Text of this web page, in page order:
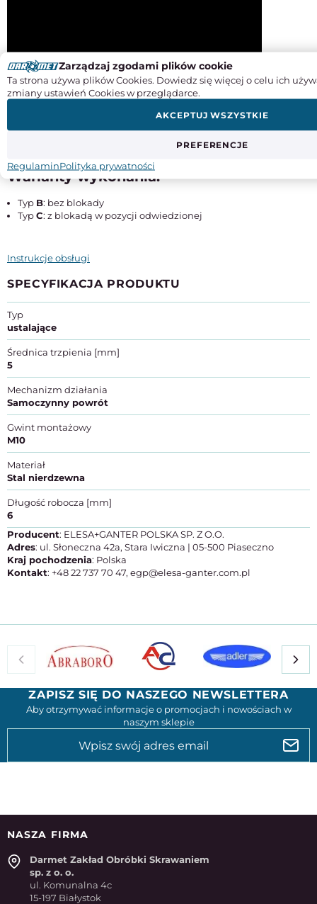
Warianty wykonania:
Typ B: bez blokady
TypC: z blokadą w pozycji odwiedzionej
Instrukcje obsługi
SPECYFIKACJA PRODUKTU
Typ
ustalające
Średnica trzpienia [mm]
5
Mechanizm działania
Samoczynny powrót
Gwint montażowy
M10
Materiał
Stal nierdzewna
Długość robocza [mm]
6
Producent: ELESA+GANTER POLSKA SP. Z O.O.
Adres: ul. Słoneczna 42a, Stara Iwiczna | 05-500 Piaseczno
Kraj pochodzenia: Polska
Kontakt: +48 22 737 70 47, egp@elesa-ganter.com.pl
ZAPISZ SIĘ DO NASZEGO NEWSLETTERA
Aby otrzymywać informacje o promocjach i nowościach w
naszym sklepie
NASZA FIRMA
Darmet Zakład Obróbki Skrawaniem
sp. z o. o.
ul. Komunalna 4c
15-197 Białystok
Zarządzaj zgodami plików cookie
Ta strona używa plików Cookies. Dowiedz się więcej o celu ich
zmiany ustawień Cookies w przeglądarce.
PREFERENCJE
AKCEPTUJ WSZYSTKIE
RegulaminPolityka prywatności